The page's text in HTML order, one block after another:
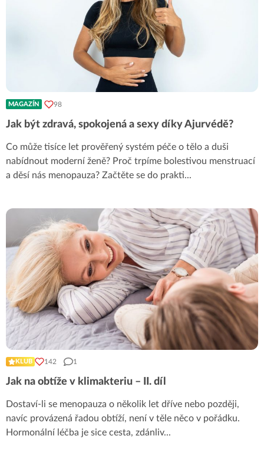
MAGAZÍN 98
Jak být zdravá, spokojená a sexy díky Ajurvédě?
Co může tisíce let prověřený systém péče o tělo a duši
nabídnout moderní ženě? Proč trpíme bolestivou menstruací
a děsí nás menopauza? Začtěte se do prakti...
KLUB 142 1
Jak na obtíže v klimakteriu – II. díl
Dostaví-li se menopauza o několik let dříve nebo později,
navíc provázená řadou obtíží, není v těle něco v pořádku.
Hormonální léčba je sice cesta, zdánliv...